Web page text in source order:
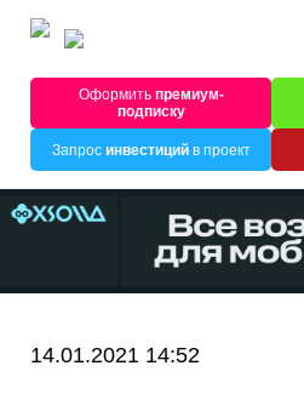
Оформитьпремиум-
подписку
Запрос инвестицийв проект
14.01.2021 14:52